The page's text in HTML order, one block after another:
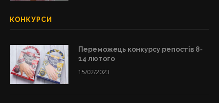
КОНКУРСИ
Переможець конкурсу репостів 8-
14 лютого
15/02/2023